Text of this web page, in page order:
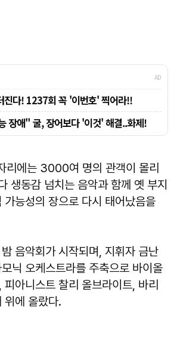
리에는 3000여 명의 관객이 몰리
생동감 넘치는 음악과 함께 옛 부지
가능성의 장으로 다시 태어났음을
음악회가 시작되며, 지휘자 금난
닉 오케스트라를 주축으로 바이올
피아니스트 찰리 올브라이트, 바리
위에 올랐다.